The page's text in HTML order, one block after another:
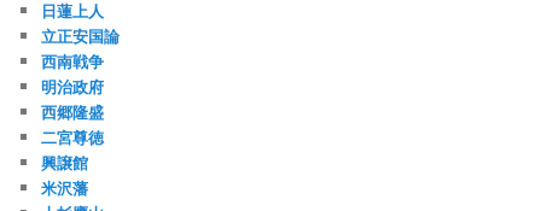
日蓮上人
立正安国論
西南戦争
明治政府
西郷隆盛
二宮尊徳
興譲館
米沢藩